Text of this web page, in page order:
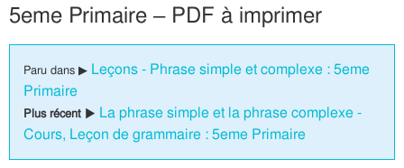
5eme Primaire – PDF à imprimer
Paru dans ▶ Leçons - Phrase simple et complexe : 5eme
Primaire
Plus récent ▶ La phrase simple et la phrase complexe -
Cours, Leçon de grammaire : 5eme Primaire